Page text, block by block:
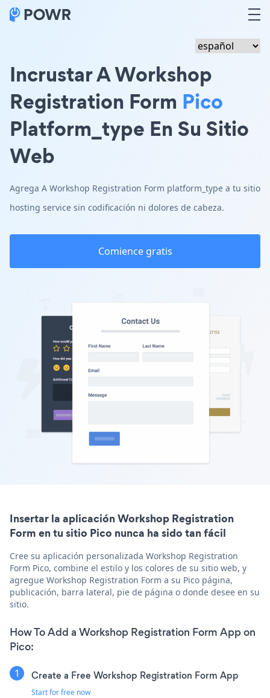
Incrustar A Workshop
Registration Form Pico
Platform_type En Su Sitio
Web
Agrega A Workshop Registration Form platform_type a tu sitio
hosting service sin codificación ni dolores de cabeza.
Comience gratis
Insertar la aplicación Workshop Registration
Form en tu sitio Pico nunca ha sido tan fácil
Cree su aplicación personalizada Workshop Registration
Form Pico, combine el estilo y los colores de su sitio web, y
agregue Workshop Registration Form a su Pico página,
publicación, barra lateral, pie de página o donde desee en su
sitio.
How To Add a Workshop Registration Form App on
Pico:
Create a Free Workshop Registration Form App
Start for free now